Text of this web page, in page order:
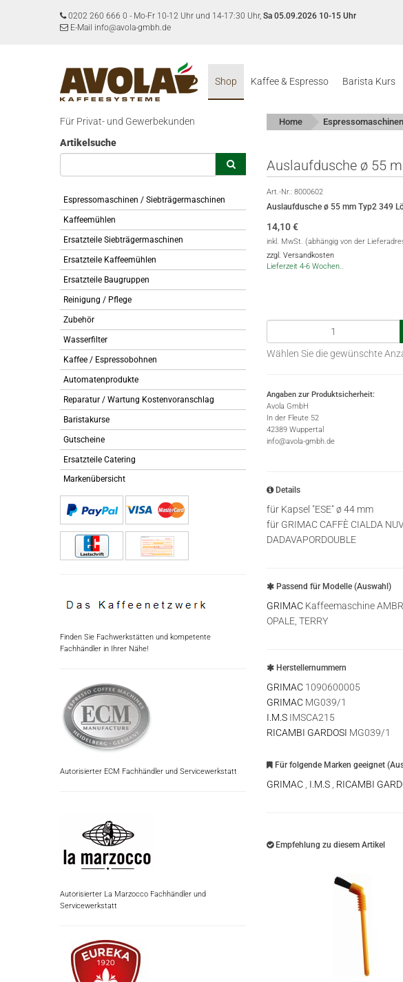
0202 260 666 0 - Mo-Fr 10-12 Uhr und 14-17:30 Uhr, Sa 05.09.2026 10-15 Uhr
E-Mail info@avola-gmbh.de
Shop Kaffee & Espresso Barista Kurs
Für Privat- und Gewerbekunden
Artikelsuche
Espressomaschinen / Siebträgermaschinen
Kaffeemühlen
Ersatzteile Siebträgermaschinen
Ersatzteile Kaffeemühlen
Ersatzteile Baugruppen
Reinigung / Pflege
Zubehör
Wasserfilter
Kaffee / Espressobohnen
Automatenprodukte
Reparatur / Wartung Kostenvoranschlag
Baristakurse
Gutscheine
Ersatzteile Catering
Markenübersicht
Finden Sie Fachwerkstätten und kompetente
Fachhändler in Ihrer Nähe!
Autorisierter ECM Fachhändler und Servicewerkstatt
Autorisierter La Marzocco Fachhändler und
Servicewerkstatt
Home
Auslaufdusche ø 55
Art.-Nr.: 8000602
Auslaufdusche ø 55 mm Typ2 349
14,10€
inkl. MwSt. (abhängig von der
zzgl. Versandkosten
Lieferzeit 4-6 Wochen..
Wählen Sie die gewünschte
Angaben zur Produktsicherheit:
Avola GmbH
In der Fleute 52
42389 Wuppertal
info@avola-gmbh.de
Details
für Kapsel "ESE" ø 44 mm
für GRIMAC CAFFÈ CIALDA
DADAVAPORDOUBLE
Passend für Modelle (Auswahl)
GRIMAC Kaffeemaschine
OPALE, TERRY
Herstellernummern
GRIMAC 1090600005
GRIMAC MG039/1
I.M.S IMSCA215
RICAMBI GARDOSI MG039/1
Für folgende Marken geeignet
GRIMAC I.M.S RICAMBI
Empfehlung zu diesem Artikel